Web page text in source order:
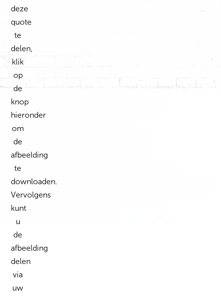
deze
quote
te
delen,
klik
op
de
knop
hieronder
om
de
afbeelding
te
downloaden.
Vervolgens
kunt
u
de
afbeelding
delen
via
uw